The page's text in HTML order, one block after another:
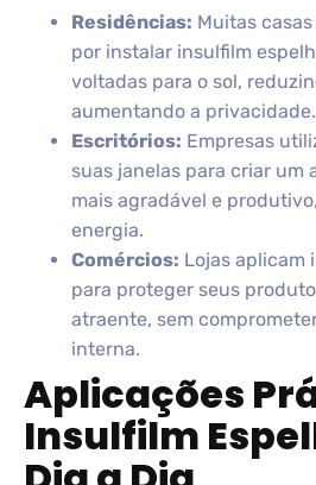
Residências: Muitas
por instalar insulfilm
voltadas para o sol,
aumentando a privacidade.
Escritórios: Empresas
suas janelas para criar um
mais agradável e
energia.
Comércios: Lojas aplicam
para proteger seus
atraente, sem
interna.
Aplicações
Insulfilm